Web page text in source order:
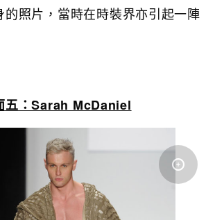
的照片，當時在時裝界亦引起一陣
五：Sarah McDaniel